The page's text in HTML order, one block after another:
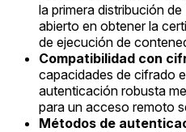
la primera distribución
abierto en obtener la
de ejecución de
Compatibilidad con
capacidades de cifrado
autenticación robusta
para un acceso remoto
Métodos de